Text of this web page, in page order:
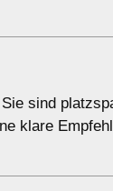
sind
klare